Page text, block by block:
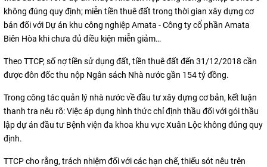
không đúng quy định; miễn tiền thuê đất trong thời gian xây dựng cơ
bản đối với Dự án khu công nghiệp Amata - Công ty cổ phần Amata
Biên Hòa khi chưa đủ điều kiện miễn giảm…
Theo TTCP, số nợ tiền sử dụng đất, tiền thuê đất đến 31/12/2018 cần
được đôn đốc thu nộp Ngân sách Nhà nước gần 154 tỷ đồng.
Trong công tác quản lý nhà nước về đầu tư xây dựng cơ bản, kết luận
thanh tra nêu rõ: Việc áp dụng hình thức chỉ định thầu đối với gói thầu
lập dự án đầu tư Bệnh viện đa khoa khu vực Xuân Lộc không đúng quy
định.
TTCP cho rằng, trách nhiệm đối với các hạn chế, thiếu sót nêu trên